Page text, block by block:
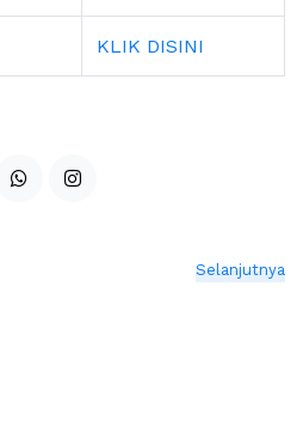
KLIK DISINI
Selanjutnya